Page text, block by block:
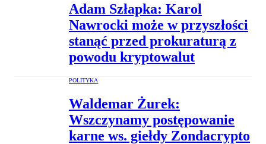
Adam Szłapka: Karol
Nawrocki może w przyszłości
stanąć przed prokuraturą z
powodu kryptowalut
POLITYKA
Waldemar Żurek:
Wszczynamy postępowanie
karne ws. giełdy Zondacrypto